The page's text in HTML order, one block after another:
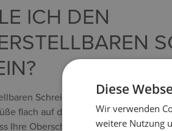
ICH DEN
Schreibtisch richtig
flach auf dem Boden stehen und
Ihre Oberschenkel parallel zum
Diese
Wir verwenden
weitere Nutzung